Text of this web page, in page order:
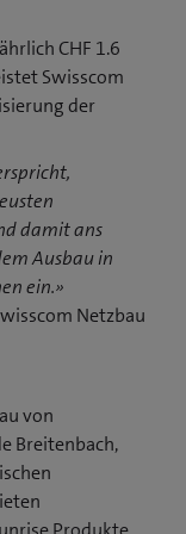
CHF 1.6
Swisscom
der
damit ans
Ausbau in
ein.»
Netzbau
von
Breitenbach,